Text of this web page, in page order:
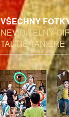
VŠECHNY
NEVIDITELNÝ
TALIRE-TANIERE